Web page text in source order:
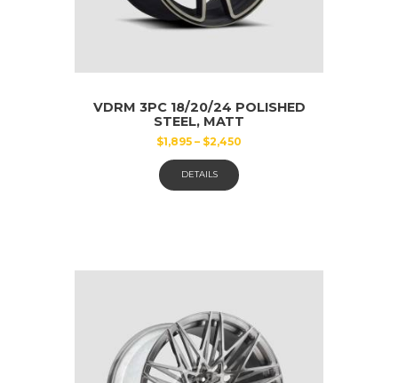
VDRM 3PC 18/20/24 POLISHED
STEEL, MATT
$1,895 – $2,450
DETAILS
Dieses
Produkt
der
Produktseite
gewählt
werden